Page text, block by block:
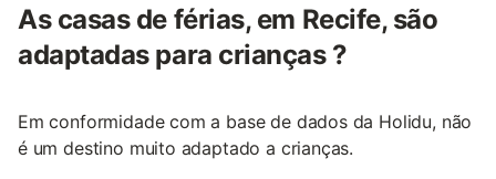
As casas de férias, em Recife, são
adaptadas para crianças ?
Em conformidade com a base de dados da Holidu, não
é um destino muito adaptado a crianças.